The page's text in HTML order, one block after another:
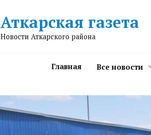
Аткарская газета
Новости Аткарского района
Главная Все новости